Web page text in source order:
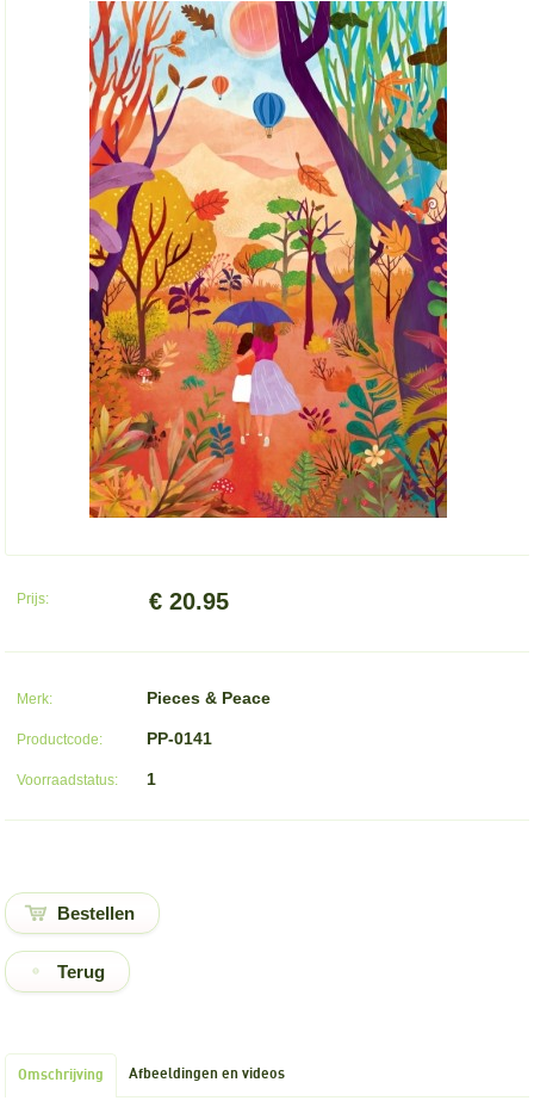
Prijs: € 20.95
Merk: Pieces & Peace
Productcode: PP-0141
Voorraadstatus: 1
Terug
Omschrijving Afbeeldingen en videos